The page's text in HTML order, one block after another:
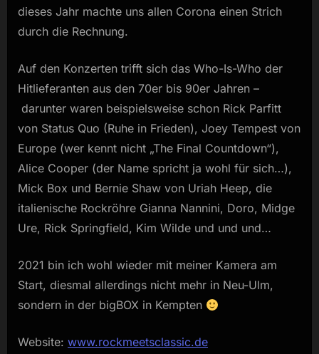
dieses Jahr machte uns allen Corona einen Strich
durch die Rechnung.
Auf den Konzerten trifft sich das Who-Is-Who der
Hitlieferanten aus den 70er bis 90er Jahren –
darunter waren beispielsweise schon Rick Parfitt
von Status Quo (Ruhe in Frieden), Joey Tempest von
Europe (wer kennt nicht „The Final Countdown“),
Alice Cooper (der Name spricht ja wohl für sich…),
Mick Box und Bernie Shaw von Uriah Heep, die
italienische Rockröhre Gianna Nannini, Doro, Midge
Ure, Rick Springfield, Kim Wilde und und und…
2021 bin ich wohl wieder mit meiner Kamera am
Start, diesmal allerdings nicht mehr in Neu-Ulm,
sondern in der bigBOX in Kempten
Website: www.rockmeetsclassic.de